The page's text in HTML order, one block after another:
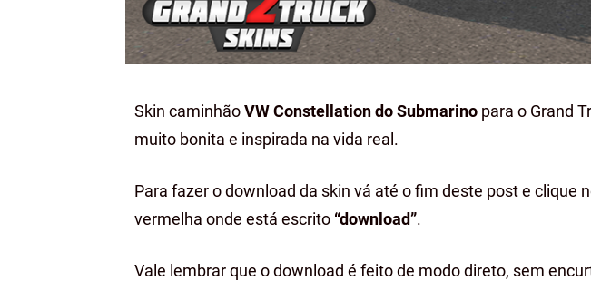
Skin caminhãoVW Constellation do Submarino para o Grand
muito bonita e inspirada na vida real.
Para fazer o download da skin vá até o fim deste post e clique
vermelha onde está escrito “download”.
Vale lembrar que o download é feito de modo direto, sem